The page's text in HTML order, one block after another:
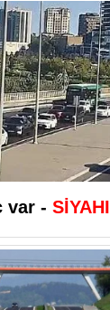
var - SİYAHI